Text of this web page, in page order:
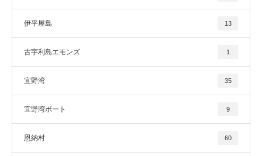
伊平屋島 13
古宇利島エモンズ 1
宜野湾 35
宜野湾ボート 9
恩納村 60